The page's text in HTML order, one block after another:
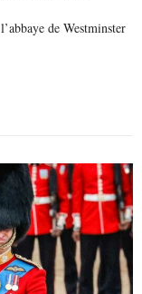
de Westminster